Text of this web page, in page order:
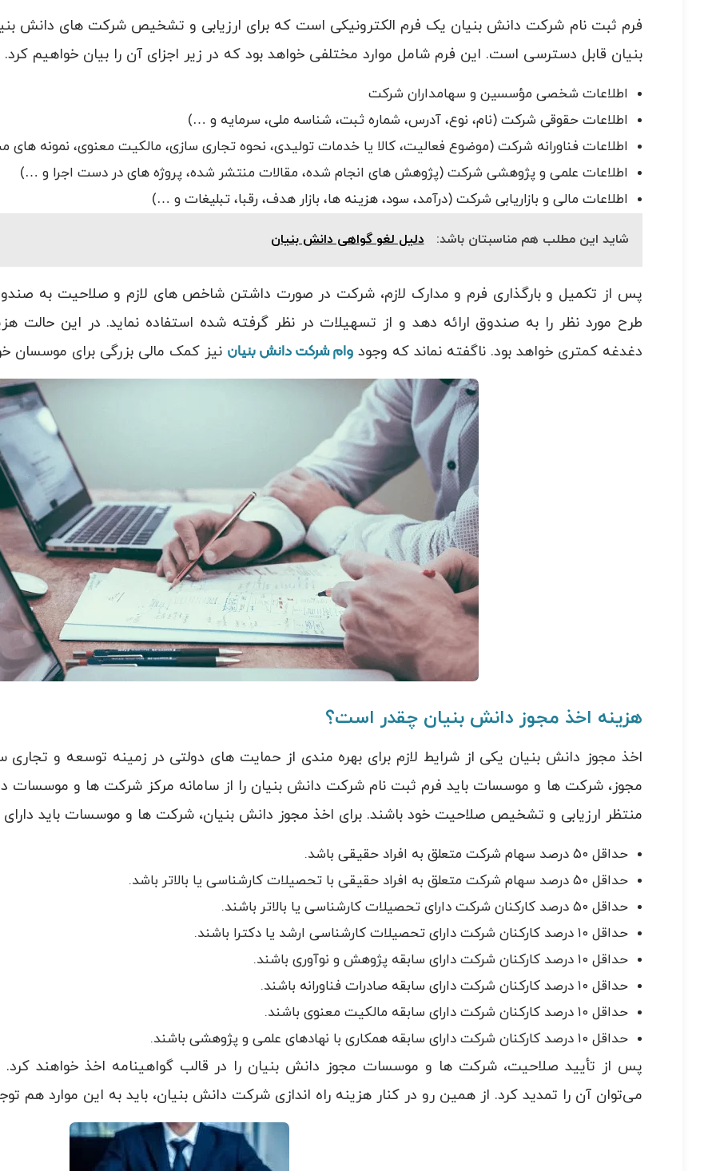
فرم ثبت نام شرکت دانش بنیان یک فرم الکترونیکی است که برای ارزیابی و تشخیص شرکت های دانش
بنیان قابل دسترسی است. این فرم شامل موارد مختلفی خواهد بود که در زیر اجزای آن را بیان خواهیم کرد.
اطلاعات شخصی مؤسسین و سهامداران شرکت
اطلاعات حقوقی شرکت (نام، نوع، آدرس، شماره ثبت، شناسه ملی، سرمایه و …)
اطلاعات فناورانه شرکت (موضوع فعالیت، کالا یا خدمات تولیدی، نحوه تجاری سازی، مالکیت معنوی، نمونه های
اطلاعات علمی و پژوهشی شرکت (پژوهش های انجام شده، مقالات منتشر شده، پروژه های در دست اجرا و …)
اطلاعات مالی و بازاریابی شرکت (درآمد، سود، هزینه ها، بازار هدف، رقبا، تبلیغات و …)
شاید این مطلب هم مناسبتان باشد: دلیل لغو گواهی دانش بنیان
پس از تکمیل و بارگذاری فرم و مدارک لازم، شرکت در صورت داشتن شاخص های لازم و صلاحیت به
طرح مورد نظر را به صندوق ارائه دهد و از تسهیلات در نظر گرفته شده استفاده نماید. در این حالت
دغدغه کمتری خواهد بود. ناگفته نماند که وجودوام شرکت دانش بنیان نیز کمک مالی بزرگی برای موسسان
هزینه اخذ مجوز دانش بنیان چقدر است؟
اخذ مجوز دانش بنیان یکی از شرایط لازم برای بهره مندی از حمایت های دولتی در زمینه توسعه و تجاری
مجوز، شرکت ها و موسسات باید فرم ثبت نام شرکت دانش بنیان را از سامانه مرکز شرکت ها و موسسات
منتظر ارزیابی و تشخیص صلاحیت خود باشند. برای اخذ مجوز دانش بنیان، شرکت ها و موسسات باید
حداقل ۵۰ درصد سهام شرکت متعلق به افراد حقیقی باشد.
حداقل ۵۰ درصد سهام شرکت متعلق به افراد حقیقی با تحصیلات کارشناسی یا بالاتر باشد.
حداقل ۵۰ درصد کارکنان شرکت دارای تحصیلات کارشناسی یا بالاتر باشند.
حداقل ۱۰ درصد کارکنان شرکت دارای تحصیلات کارشناسی ارشد یا دکترا باشند.
حداقل ۱۰ درصد کارکنان شرکت دارای سابقه پژوهش و نوآوری باشند.
حداقل ۱۰ درصد کارکنان شرکت دارای سابقه صادرات فناورانه باشند.
حداقل ۱۰ درصد کارکنان شرکت دارای سابقه مالکیت معنوی باشند.
حداقل ۱۰ درصد کارکنان شرکت دارای سابقه همکاری با نهادهای علمی و پژوهشی باشند.
پس از تأیید صلاحیت، شرکت ها و موسسات مجوز دانش بنیان را در قالب گواهینامه اخذ خواهند کرد.
می‌توان آن را تمدید کرد. از همین رو در کنار هزینه راه اندازی شرکت دانش بنیان، باید به این موارد هم